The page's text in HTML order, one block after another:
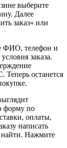
выберите
Далее
заказ» или
ФИО, телефон и
заказа.
Теперь останется
форму по
оплаты,
написать
найти. Нажмите